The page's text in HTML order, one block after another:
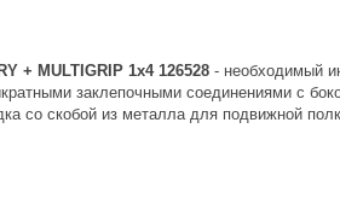
+ MULTIGRIP 1х4 126528 - необходимый
заклепочными соединениями с
со скобой из металла для подвижной